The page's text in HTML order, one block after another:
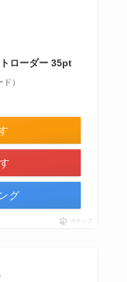
ローダー 35pt
）
グ
ポチップ